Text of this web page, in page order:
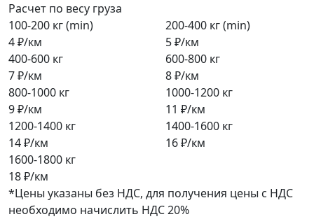
Расчет по весу груза
100-200 кг (min)
4 ₽/км
200-400 кг (min)
5 ₽/км
400-600 кг
7 ₽/км
600-800 кг
8 ₽/км
800-1000 кг
9 ₽/км
1000-1200 кг
11 ₽/км
1200-1400 кг
14 ₽/км
1400-1600 кг
16 ₽/км
1600-1800 кг
18 ₽/км
*Цены указаны без НДС, для получения цены с НДС
необходимо начислить НДС 20%